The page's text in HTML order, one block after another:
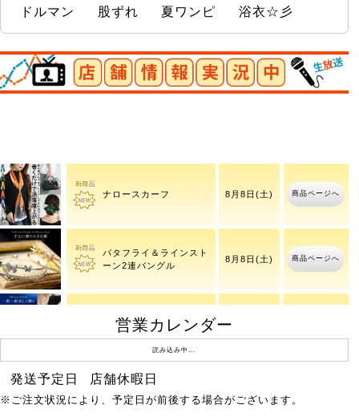
ドルマン 股ずれ 夏ワンピ 浴衣☆彡
店舗情報実況中
ナロースカーフ 8月8日(土) 商品ページへ
バタフライ＆ラインスト
ーン2連バングル
8月8日(土) 商品ページへ
ラインストーンブレスレ
ット
8月8日(土)
ワッフルベストフェイク
レイヤードプルオーバー
営業カレンダー
読み込み中...
発送予定日 店舗休暇日
※ご注文状況により、予定日が前後する場合がございます。